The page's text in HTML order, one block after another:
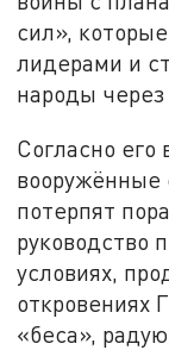
сил»,
лидерами и
народы
Согласно его
вооружённые
потерпят
руководство
условиях,
откровениях
«беса»,